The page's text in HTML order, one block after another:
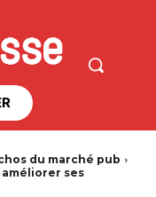
du marché pub
améliorer ses